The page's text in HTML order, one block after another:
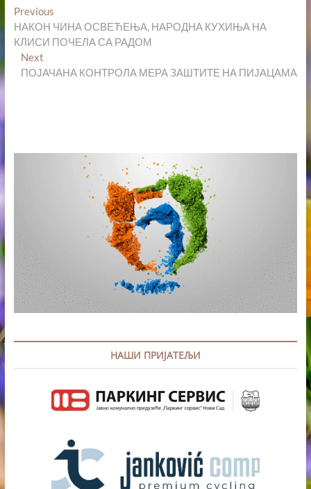
Кретање
чланка
PreviousPrevious
post:
НАКОН ЧИНА ОСВЕЋЕЊА, НАРОДНА КУХИЊА НА
КЛИСИ ПОЧЕЛА СА РАДОМ
Next
post:
ПОЈАЧАНА КОНТРОЛА МЕРА ЗАШТИТЕ НА ПИЈАЦАМА
НАШИ ПРИЈАТЕЉИ